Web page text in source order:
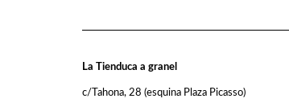
La Tienduca a granel
c/Tahona, 28 (esquina Plaza Picasso)